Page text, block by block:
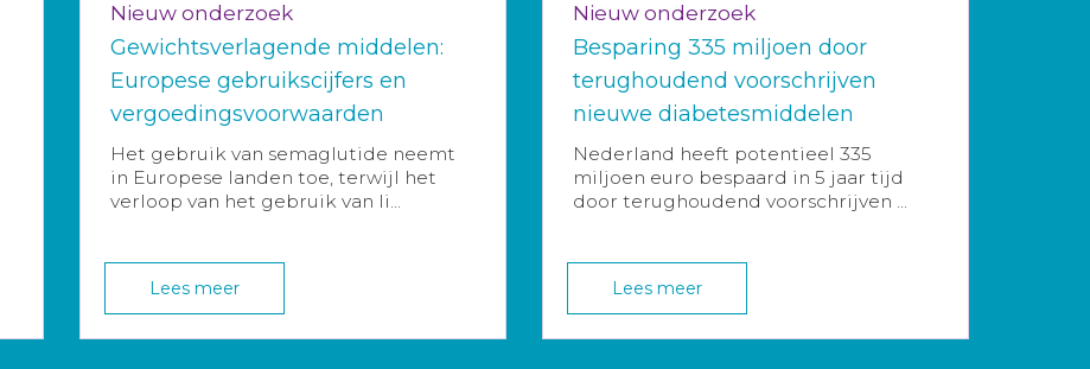
Nieuw onderzoek
Gewichtsverlagende middelen:
Europese gebruikscijfers en
vergoedingsvoorwaarden
Het gebruik van semaglutide neemt
in Europese landen toe, terwijl het
verloop van het gebruik van li...
Lees meer
Nieuw onderzoek
Besparing 335 miljoen door
terughoudend voorschrijven
nieuwe diabetesmiddelen
Nederland heeft potentieel 335
miljoen euro bespaard in 5 jaar tijd
door terughoudend voorschrijven ...
Lees meer